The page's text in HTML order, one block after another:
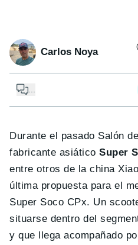
Carlos Noya
Durante el pasado Salón
fabricante asiático Super
entre otros de la china
última propuesta para el
Super Soco CPx. Un
situarse dentro del
y que llega acompañado